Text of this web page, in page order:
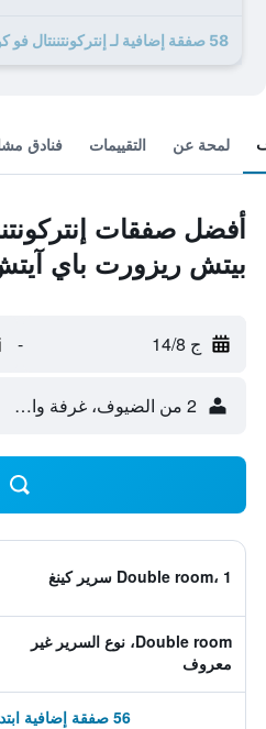
لمحة عن التقييمات فنادق
أفضل صفقات
بيتش ريزورت باي
ج 14/8 -
2 من الضيوف، غرفة واحدة
Double room، 1 سرير كينغ
Double room، نوع السرير غير
معروف
56 صفقة إضافية ابتداءً من 478 ﷼